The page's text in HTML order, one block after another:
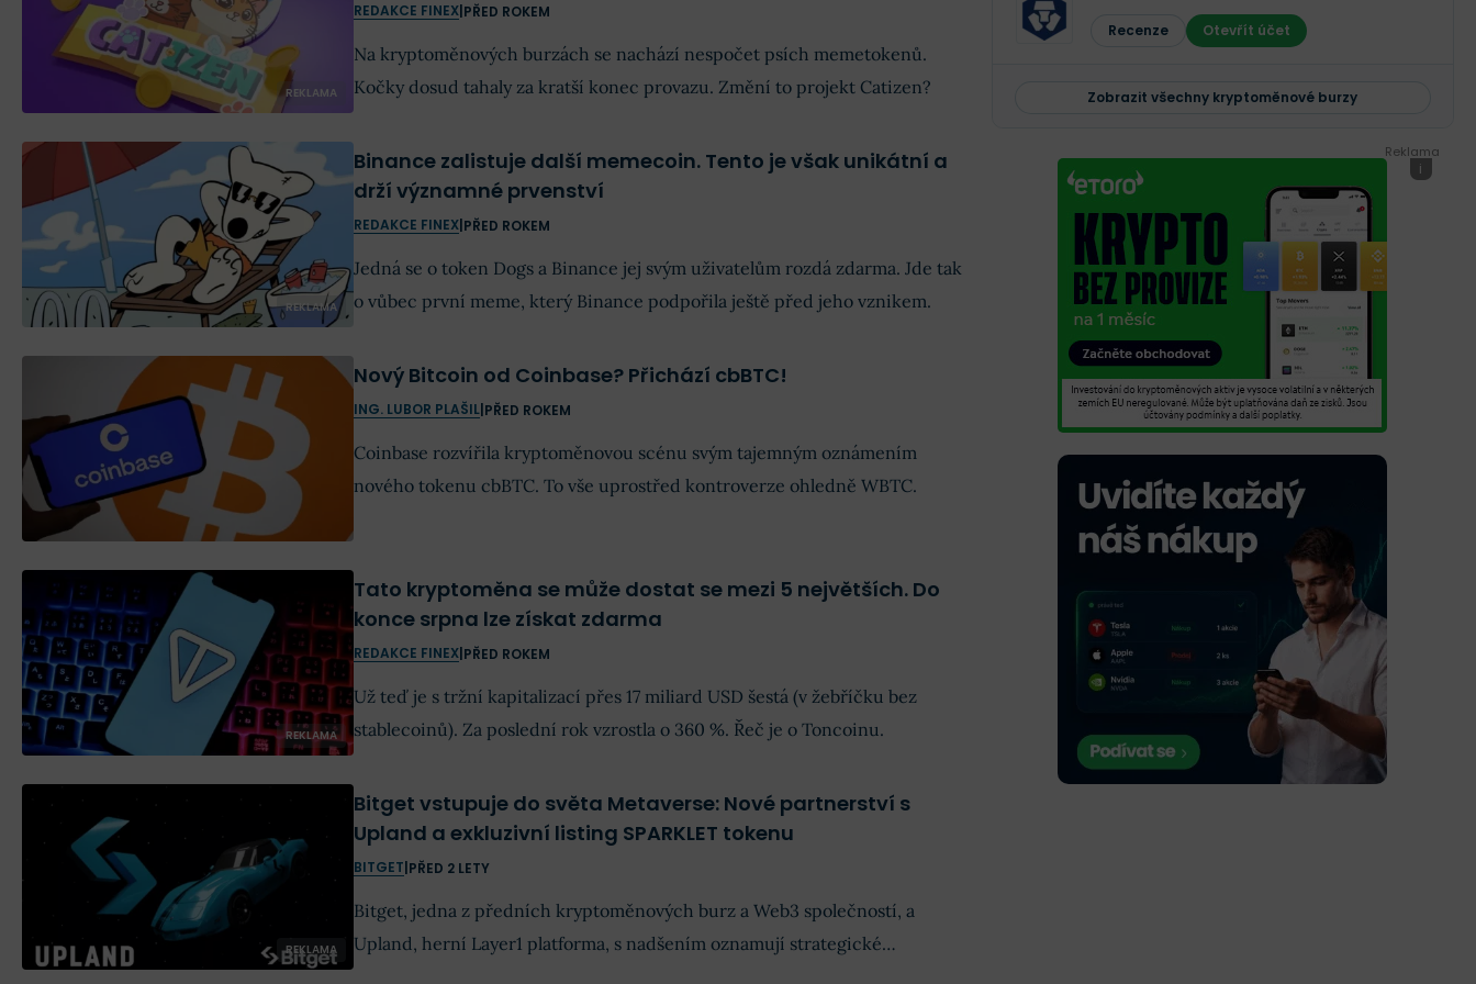
REKLAMA
REDAKCE FINEX| PŘED ROKEM
Na kryptoměnových burzách se nachází nespočet psích memetokenů.
Kočky dosud tahaly za kratší konec provazu. Změní to projekt Catizen?
REKLAMA
Binance zalistuje další memecoin. Tento je však unikátní a
drží významné prvenství
REDAKCE FINEX| PŘED ROKEM
Jedná se o token Dogs a Binance jej svým uživatelům rozdá zdarma. Jde tak
o vůbec první meme, který Binance podpořila ještě před jeho vznikem.
Nový Bitcoin od Coinbase? Přichází cbBTC!
ING. LUBOR PLAŠIL| PŘED ROKEM
Coinbase rozvířila kryptoměnovou scénu svým tajemným oznámením
nového tokenu cbBTC. To vše uprostřed kontroverze ohledně WBTC.
REKLAMA
Tato kryptoměna se může dostat se mezi 5 největších. Do
konce srpna lze získat zdarma
REDAKCE FINEX| PŘED ROKEM
Už teď je s tržní kapitalizací přes 17 miliard USD šestá (v žebříčku bez
stablecoinů). Za poslední rok vzrostla o 360 %. Řeč je o Toncoinu.
REKLAMA
Bitget vstupuje do světa Metaverse: Nové partnerství s
Upland a exkluzivní listing SPARKLET tokenu
BITGET PŘED 2 LETY
Bitget, jedna z předních kryptoměnových burz a Web3 společností, a
Upland, herní Layer1 platforma, s nadšením oznamují strategické
Recenze Otevřít účet
Zobrazit všechny kryptoměnové burzy
Reklama
i